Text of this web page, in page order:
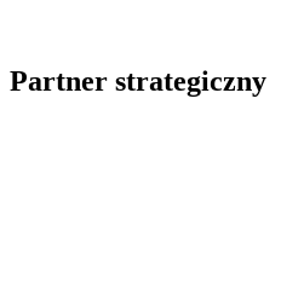
Partner strategiczny